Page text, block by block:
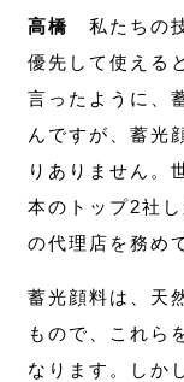
高橋 私たちの
優先して使える
言ったように、
んですが、蓄光
りありません。
本のトップ2社
の代理店を務め
蓄光顔料は、天
もので、これら
なります。しか